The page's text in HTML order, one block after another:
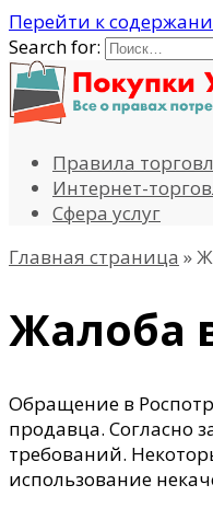
Перейти к
Search for:
Правила
Интернет-
Сфера услуг
Главная страница »
Жалоба
Обращение в
продавца. Согласно
требований.
использование